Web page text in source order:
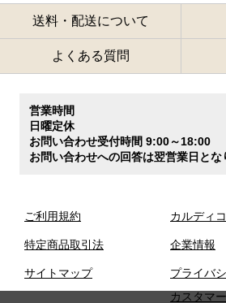
送料・配送について
よくある質問
営業時間
日曜定休
お問い合わせ受付時間 9:00～18:00
お問い合わせへの回答は翌営業日とな
ご利用規約
特定商品取引法
サイトマップ
カルディ
企業情報
プライバ
カスタマ